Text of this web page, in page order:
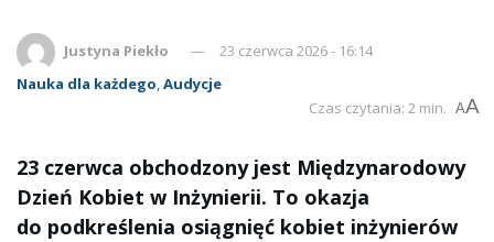
Justyna Piekło
23 czerwca 2026 - 16:14
Nauka dla każdego,Audycje
Czas czytania: 2 min. AA
23 czerwca obchodzony jest Międzynarodowy
Dzień Kobiet w Inżynierii. To okazja
do podkreślenia osiągnięć kobiet inżynierów